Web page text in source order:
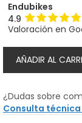
Endubikes
4.9
Valoración en
Mochila
Evoc
Backpack
CP
40
AÑADIR AL
¿Dudas sobre
Consulta